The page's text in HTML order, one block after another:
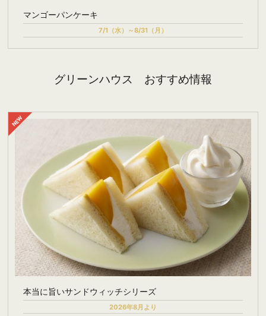
マンゴーパンケーキ
7/1（水）～8/31（月）
グリーンハウス おすすめ情報
本当に旨いサンドウィッチシリーズ
2026年8月より